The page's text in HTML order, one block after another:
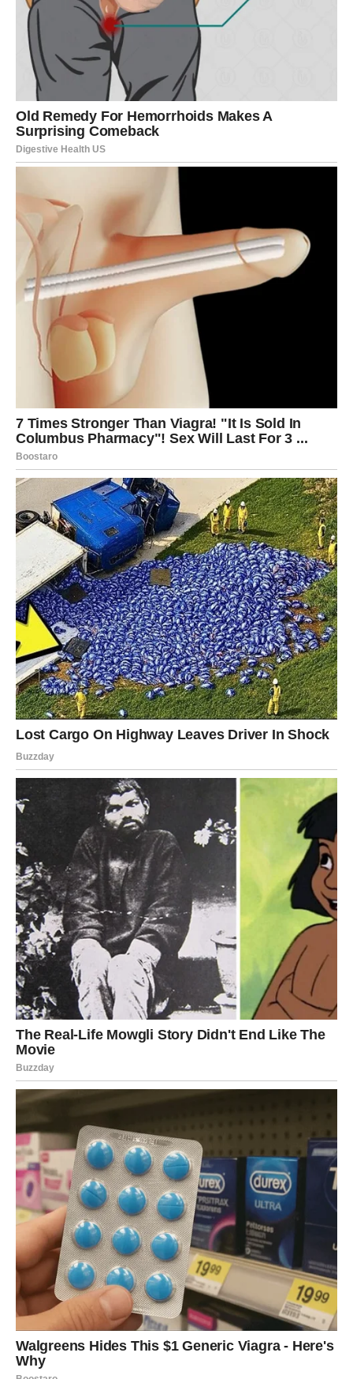
istovremeno postizanje rezultata. Time se smanjuje osjećaj
restrikcije, što olakšava dugoročno pridržavanje režima.
“Very Fast 800” – intenzivniji
pristup mršavljenju
Za one koji žele brže rezultate, razvijen je program“Very Fast
800”
, koji predstavlja strožiji i intenzivniji oblik dijete. U ovom
režimu se svakodnevno unosi oko 800 kalorija, i to tokom svih
sedam dana u sedmici.
Ovaj plan se obično primjenjuje dok se ne dostigne željena
tjelesna težina, ali maksimalno do 12 sedmica. Naglasak je i
dalje na mediteranskoj ishrani, uz umjereno smanjenje ugljenih
hidrata.
Posebno zanimljiv aspekt ove metode jeste njen potencijalni
pozitivan uticaj na osobe koje boluju od
su u određenim slučajevima zabilježeni značajni pomaci, pa
čak i remisija bolesti.
Doručak kao temelj zdravih
navika
Jedan od ključnih elemenata pravilne ishrane jeste doručak.
Iako postoje različita mišljenja o njegovoj važnosti, mnogi
stručnjaci se slažu da kvalitetan početak dana može imati
veliki uticaj na nivo energije i kontrolu apetita.
Prema preporukama dr. Mosleyja, idealan doručak često
uključuje jaja, koja se mogu pripremiti na različite načine –
kuhana, poširana, kao kajgana ili omlet. Njihova prednost je u
tome što pružaju dugotrajan osjećaj sitosti, za razliku od
namirnica poput bijelog hljeba ili žitarica s visokim udjelom
šećera.